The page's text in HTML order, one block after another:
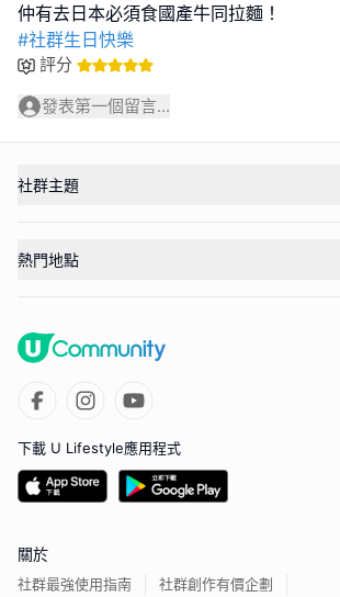
#社群生日快樂
評分
發表第一個留言...
社群主題
熱門地點
下載 U Lifestyle應用程式
關於
社群最強使用指南 社群創作有價企劃